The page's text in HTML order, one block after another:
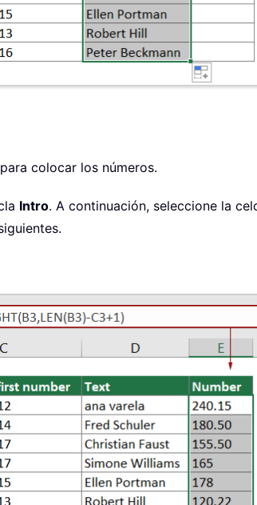
colocar los números.
Intro. A continuación, seleccione la